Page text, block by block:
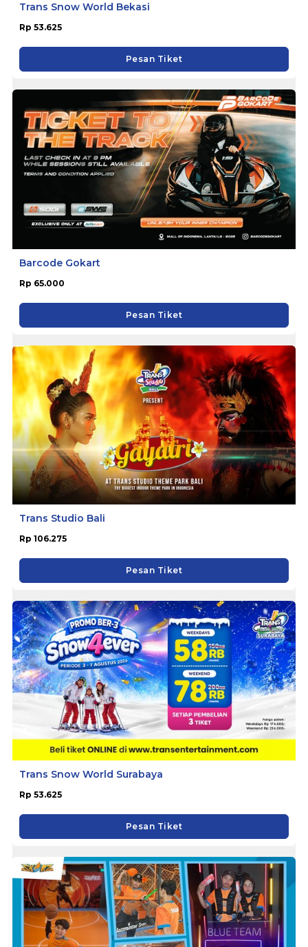
Trans Snow World Bekasi
Rp 53.625
Pesan Tiket
Barcode Gokart
Rp 65.000
Pesan Tiket
Trans Studio Bali
Rp 106.275
Pesan Tiket
Trans Snow World Surabaya
Rp 53.625
Pesan Tiket